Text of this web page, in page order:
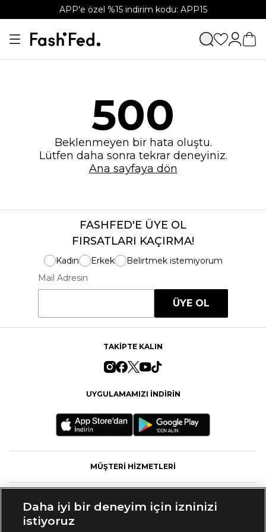
APP'e özel %15 indirim kodu: APP15
500
Beklenmeyen bir hata oluştu.
Lütfen daha sonra tekrar deneyiniz.
Ana sayfaya dön
FASHFED'E ÜYE OL
FIRSATLARI KAÇIRMA!
Kadın Erkek
Belirtmek istemiyorum
Mail Adresin
ÜYE OL
TAKİPTE KALIN
UYGULAMAMIZI İNDİRİN
MÜŞTERİ HİZMETLERİ
Daha iyi bir deneyim için izninizi
istiyoruz